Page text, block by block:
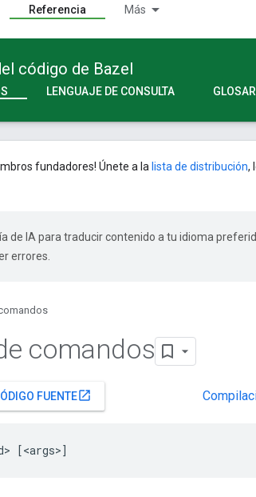
Referencia Más
código de Bazel
LENGUAJE DE CONSULTA
fundadores! Únete a la lista de distribución,
de IA para traducir contenido a tu idioma
errores.
comandos
FUENTEopen_in_new